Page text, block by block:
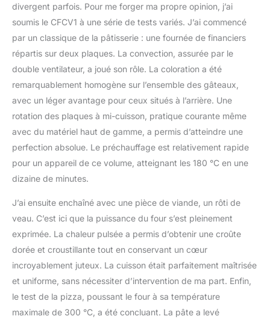
divergent parfois. Pour me forger ma propre opinion, j’ai
soumis le CFCV1 à une série de tests variés. J’ai commencé
par un classique de la pâtisserie : une fournée de financiers
répartis sur deux plaques. La convection, assurée par le
double ventilateur, a joué son rôle. La coloration a été
remarquablement homogène sur l’ensemble des gâteaux,
avec un léger avantage pour ceux situés à l’arrière. Une
rotation des plaques à mi-cuisson, pratique courante même
avec du matériel haut de gamme, a permis d’atteindre une
perfection absolue. Le préchauffage est relativement rapide
pour un appareil de ce volume, atteignant les 180 °C en une
dizaine de minutes.
J’ai ensuite enchaîné avec une pièce de viande, un rôti de
veau. C’est ici que la puissance du four s’est pleinement
exprimée. La chaleur pulsée a permis d’obtenir une croûte
dorée et croustillante tout en conservant un cœur
incroyablement juteux. La cuisson était parfaitement maîtrisée
et uniforme, sans nécessiter d’intervention de ma part. Enfin,
le test de la pizza, poussant le four à sa température
maximale de 300 °C, a été concluant. La pâte a levé